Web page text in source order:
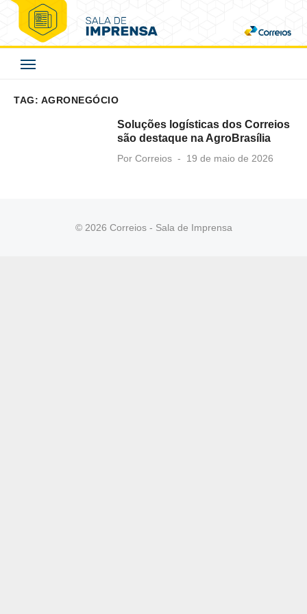
Skip
content
Correios - Sala de
TAG: AGRONEGÓCIO
Soluções logísticas dos Correios
são destaque na AgroBrasília
Por Correios
Posted
19 de maio de 2026
© 2026 Correios - Sala de Imprensa